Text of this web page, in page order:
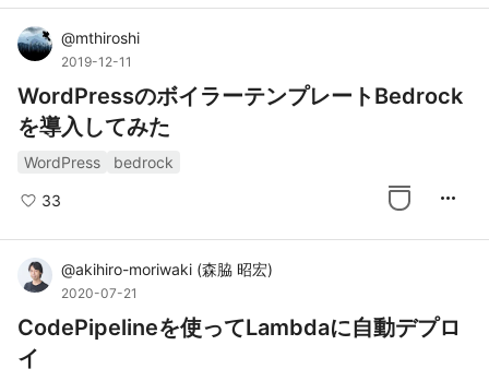
@mthiroshi
2019-12-11
WordPressのボイラーテンプレートBedrock
を導入してみた
WordPress bedrock
33 more_horiz
@akihiro-moriwaki (森脇 昭宏)
2020-07-21
CodePipelineを使ってLambdaに自動デプロ
イ